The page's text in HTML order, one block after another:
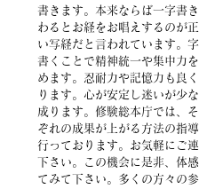
書きます。本来ならば一字書
わるとお経をお唱えするのが
い写経だと言われています。
書くことで精神統一や集中力
めます。忍耐力や記憶力も良
ります。心が安定し迷いが少
成ります。修験総本庁では、
ぞれの成果が上がる方法の指
行っております。お気軽にご
下さい。この機会に是非、体
てみて下さい。​多くの方々の